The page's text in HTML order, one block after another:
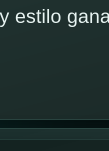
estilo